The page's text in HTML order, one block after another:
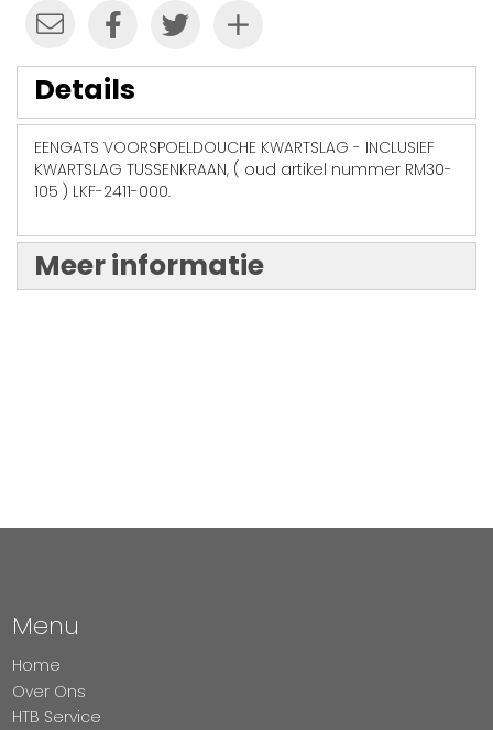
Details
EENGATS VOORSPOELDOUCHE KWARTSLAG - INCLUSIEF
KWARTSLAG TUSSENKRAAN, ( oud artikel nummer RM30-
105 ) LKF-2411-000.
Meer informatie
Menu
Home
Over Ons
HTB Service